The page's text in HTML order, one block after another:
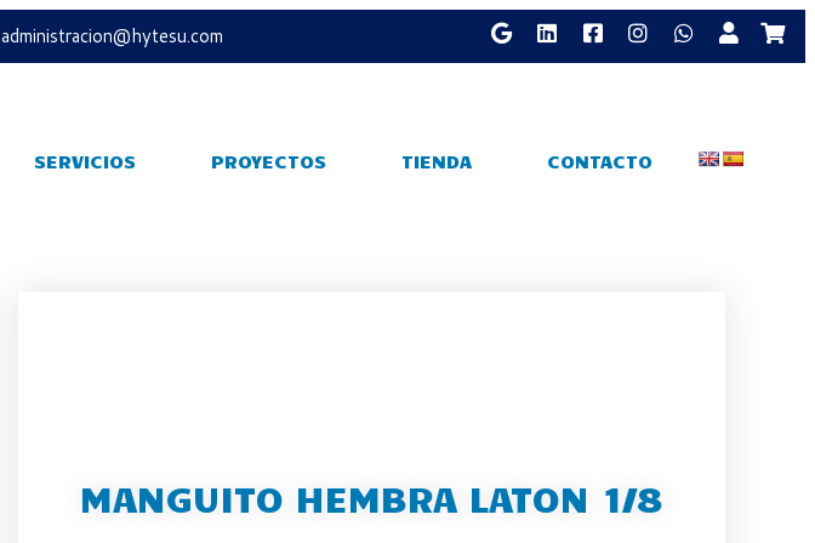
administracion@hytesu.com
SERVICIOS PROYECTOS TIENDA CONTACTO
MANGUITO HEMBRA LATON 1/8